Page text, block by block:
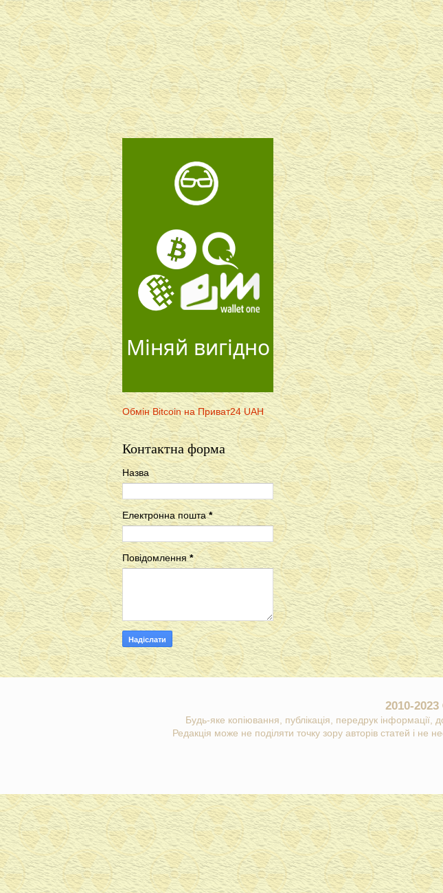
Міняй вигідно
Обмін Bitcoin на Приват24 UAH
Контактна форма
Назва
Електронна пошта*
Повідомлення*
2010-
Будь-яке копіювання, публікація, передрук інформації,
Редакція може не поділяти точку зору авторів статей і не